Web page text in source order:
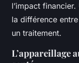
l’impact
la différence
un traitement.
L’appareillage